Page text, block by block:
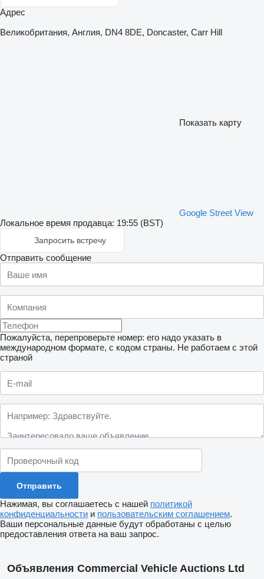
Адрес
Великобритания, Англия, DN4 8DE, Doncaster, Carr Hill
Показать карту
Google Street View
Локальное время продавца: 19:55 (BST)
Запросить встречу
Отправить сообщение
Пожалуйста, перепроверьте номер: его надо указать в
международном формате, с кодом страны. Не работаем с этой
страной
Нажимая, вы соглашаетесь с нашей политикой
конфиденциальности и пользовательским соглашением.
Ваши персональные данные будут обработаны с целью
предоставления ответа на ваш запрос.
Объявления Commercial Vehicle Auctions Ltd